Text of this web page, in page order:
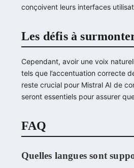
conçoivent leurs interfaces
Les défis à
Cependant, avoir une voix
tels que l’accentuation correcte
reste crucial pour Mistral AI de
seront essentiels pour assurer
FAQ
Quelles langues sont